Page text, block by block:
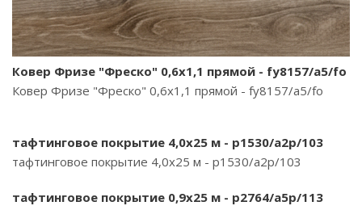
Ковер Фризе "Фреско" 0,6х1,1 прямой - fy8157/a5/fo
Ковер Фризе "Фреско" 0,6х1,1 прямой - fy8157/a5/fo
тафтинговое покрытие 4,0х25 м - p1530/a2p/103
тафтинговое покрытие 4,0х25 м - p1530/a2p/103
тафтинговое покрытие 0,9х25 м - p2764/a5p/113